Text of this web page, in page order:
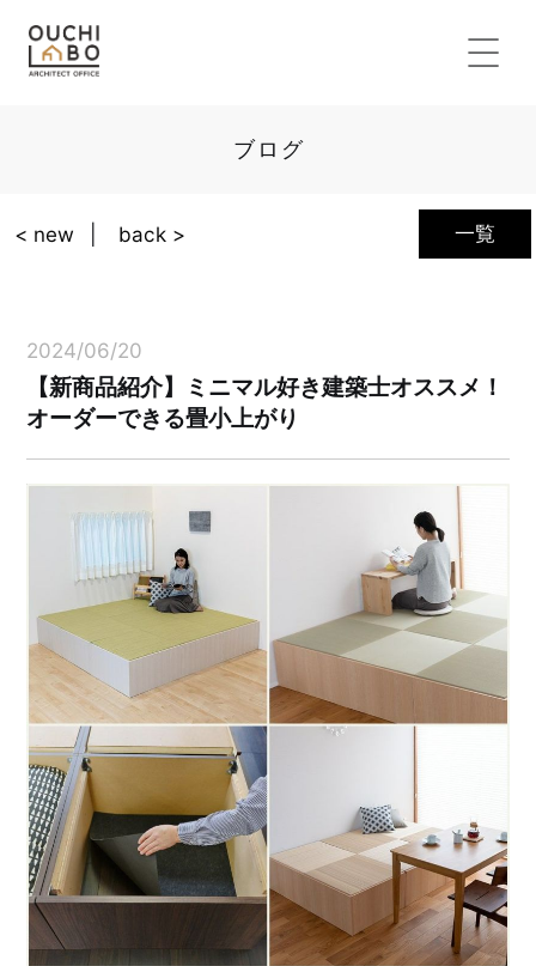
ブログ
一覧
< new back >
2024/06/20
【新商品紹介】ミニマル好き建築士オススメ！
オーダーできる畳小上がり